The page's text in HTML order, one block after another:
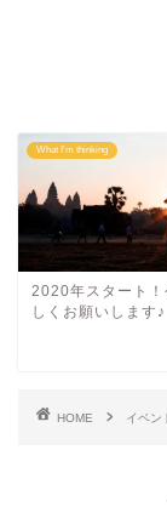
What I'm thinking
2020年スタート！
しくお願いします♪
HOME イベン